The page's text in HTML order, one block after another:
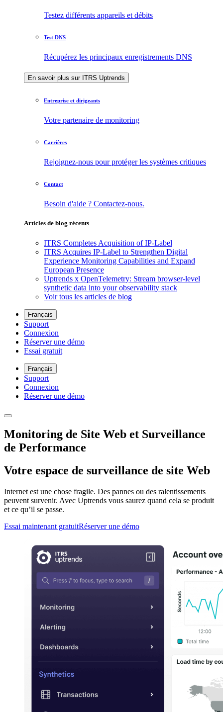
Testez différents appareils et débits
Test DNS
Récupérez les principaux enregistrements DNS
En savoir plus sur ITRS Uptrends
Entreprise et dirigeants
Votre partenaire de monitoring
Carrières
Rejoignez-nous pour protéger les systèmes critiques
Contact
Besoin d'aide ? Contactez-nous.
Articles de blog récents
ITRS Completes Acquisition of IP-Label
ITRS Acquires IP-Label to Strengthen Digital
Experience Monitoring Capabilities and Expand
European Presence
Uptrends x OpenTelemetry: Stream browser-level
synthetic data into your observability stack
Voir tous les articles de blog
Français
Support
Connexion
Réserver une démo
Essai gratuit
Français
Support
Connexion
Réserver une démo
Monitoring de Site Web et Surveillance
de Performance
Votre espace de surveillance de site Web
Internet est une chose fragile. Des pannes ou des ralentissements
peuvent survenir. Avec Uptrends vous saurez quand cela se produit
et ce qu’il se passe.
Essai maintenant gratuitRéserver une démo